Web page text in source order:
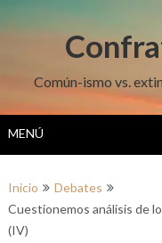
Común-ismo vs.
MENÚ
Inicio
Debates
Cuestionemos análisis de
(IV)